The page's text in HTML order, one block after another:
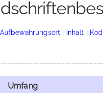
Aufbewahrungsort | Inhalt |
Umfang